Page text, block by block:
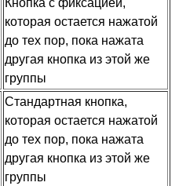
Кнопка с фиксацией,
которая остается нажатой
до тех пор, пока нажата
другая кнопка из этой же
группы
Стандартная кнопка,
которая остается нажатой
до тех пор, пока нажата
другая кнопка из этой же
группы